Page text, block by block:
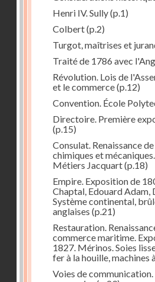
Henri IV. Sully(p.1)
Colbert(p.2)
Turgot, maîtrises et
Traité de 1786 avec
Révolution. Lois de
et le commerce(p.12)
Convention. École
Directoire. Première
(p.15)
Consulat. Renaissance
chimiques et
Métiers Jacquart(p.18)
Empire. Exposition de
Chaptal, Edouard Adam,
Système continental,
anglaises (p.21)
Restauration.
commerce maritime.
1827. Mérinos. Soies
fer à la houille, machines
Voies de communication.